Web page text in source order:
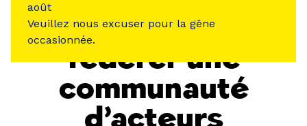
« Mawjaat » :
fédérer une
communauté
août
Veuillez nous excuser pour la gêne
occasionnée.